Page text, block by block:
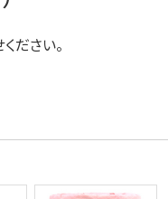
ださい。